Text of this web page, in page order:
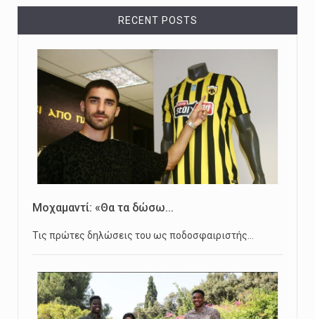
RECENT POSTS
Μοχαμαντί: «Θα τα δώσω...
Τις πρώτες δηλώσεις του ως ποδοσφαιριστής…